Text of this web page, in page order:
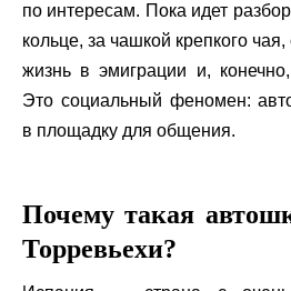
по интересам. Пока идет
кольце, за чашкой крепкого
жизнь в эмиграции и,
Это социальный феномен:
в площадку для общения.
Почему такая
Торревьехи?